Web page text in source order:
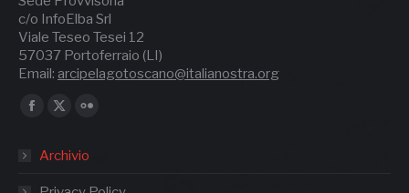
c/o InfoElba Srl
Viale Teseo Tesei 12
57037 Portoferraio (LI)
Email: arcipelagotoscano@italianostra.org
Ci puoi trovare su:
Facebook
opens
in
X
opens
in
opens
in
Archivio